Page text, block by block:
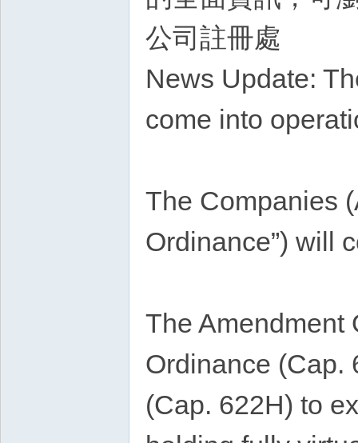
公司註冊處
News Update:
come into
The Companies
Ordinance”) will
The Amendment
Ordinance (Cap.
(Cap. 622H) to